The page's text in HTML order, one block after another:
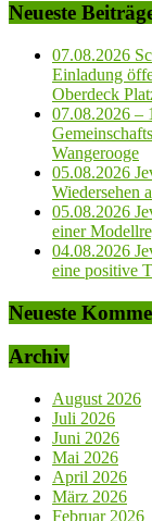
Neueste
07.08.2026
Einladung
Oberdeck
07.08.2026 –
Wangerooge
05.08.2026
Wiedersehen
05.08.2026
einer
04.08.2026
eine positive
Neueste
Archiv
August 2026
Juli 2026
Juni 2026
Mai 2026
April 2026
März 2026
Februar 2026